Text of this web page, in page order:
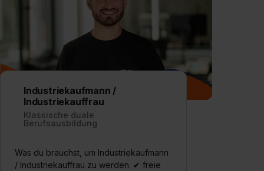
Industriekaufmann /
Industriekauffrau
Klassische duale
Berufsausbildung
Was du brauchst, um Industriekaufmann
/ Industriekauffrau zu werden. ✔ freie